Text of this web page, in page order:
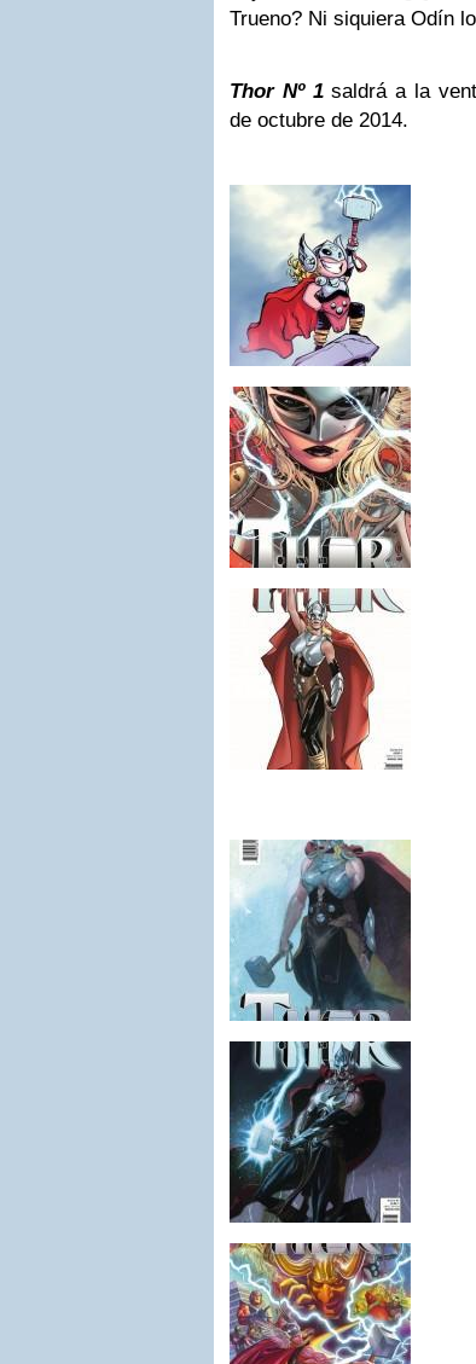
Trueno? Ni siquiera Odín
Thor Nº 1saldrá a la
de octubre de 2014.